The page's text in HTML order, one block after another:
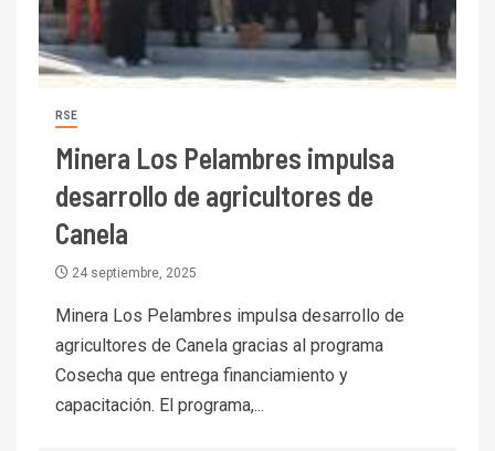
RSE
Minera Los Pelambres impulsa
desarrollo de agricultores de
Canela
24 septiembre, 2025
Minera Los Pelambres impulsa desarrollo de
agricultores de Canela gracias al programa
Cosecha que entrega financiamiento y
capacitación. El programa,...
mineras
6 I+D
BHP proyecta producción de
Codelco reporta Ebitda de US$
1 I+D
Codelco Ventanas prueba
camión 100% eléctrico para
transportar cátodos al Puerto
de San Antonio